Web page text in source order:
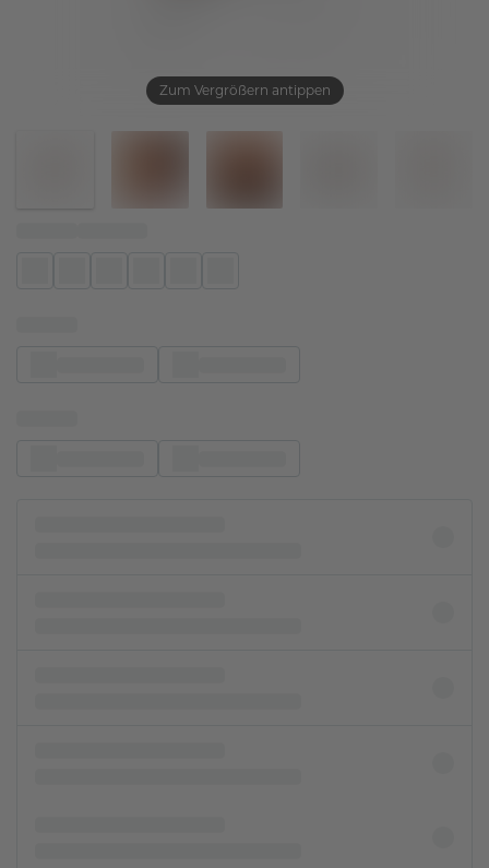
Zum Vergrößern antippen